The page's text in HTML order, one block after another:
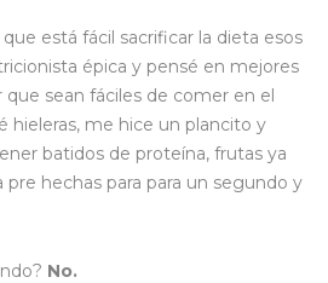
está fácil sacrificar la dieta esos
épica y pensé en mejores
que sean fáciles de comer en el
hieleras, me hice un plancito y
batidos de proteína, frutas ya
pre hechas para para un segundo y
No.